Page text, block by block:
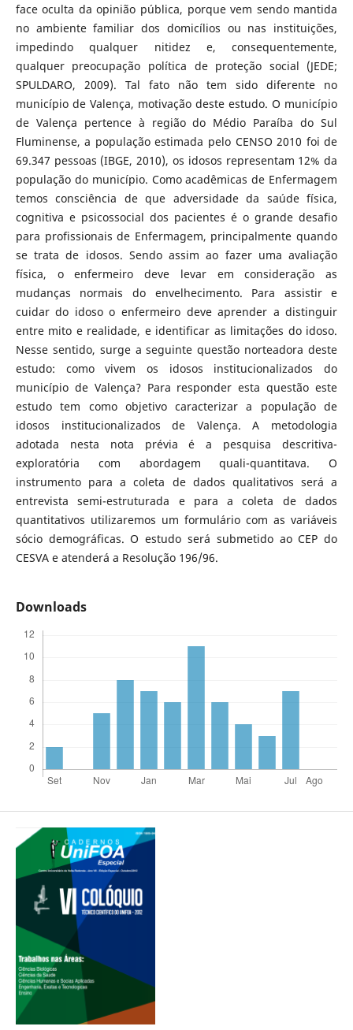
face oculta da opinião pública, porque vem sendo mantida
no ambiente familiar dos domicílios ou nas instituições,
impedindo qualquer nitidez e, consequentemente,
qualquer preocupação política de proteção social (JEDE;
SPULDARO, 2009). Tal fato não tem sido diferente no
município de Valença, motivação deste estudo. O município
de Valença pertence à região do Médio Paraíba do Sul
Fluminense, a população estimada pelo CENSO 2010 foi de
69.347 pessoas (IBGE, 2010), os idosos representam 12% da
população do município. Como acadêmicas de Enfermagem
temos consciência de que adversidade da saúde física,
cognitiva e psicossocial dos pacientes é o grande desafio
para profissionais de Enfermagem, principalmente quando
se trata de idosos. Sendo assim ao fazer uma avaliação
física, o enfermeiro deve levar em consideração as
mudanças normais do envelhecimento. Para assistir e
cuidar do idoso o enfermeiro deve aprender a distinguir
entre mito e realidade, e identificar as limitações do idoso.
Nesse sentido, surge a seguinte questão norteadora deste
estudo: como vivem os idosos institucionalizados do
município de Valença? Para responder esta questão este
estudo tem como objetivo caracterizar a população de
idosos institucionalizados de Valença. A metodologia
adotada nesta nota prévia é a pesquisa descritiva-
exploratória com abordagem quali-quantitava. O
instrumento para a coleta de dados qualitativos será a
entrevista semi-estruturada e para a coleta de dados
quantitativos utilizaremos um formulário com as variáveis
sócio demográficas. O estudo será submetido ao CEP do
CESVA e atenderá a Resolução 196/96.
Downloads